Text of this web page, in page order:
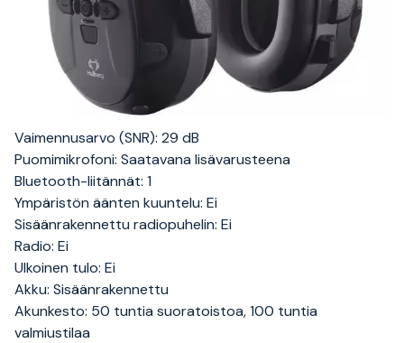
Vaimennusarvo (SNR): 29 dB
Puomimikrofoni: Saatavana lisävarusteena
Bluetooth-liitännät: 1
Ympäristön äänten kuuntelu: Ei
Sisäänrakennettu radiopuhelin: Ei
Radio: Ei
Ulkoinen tulo: Ei
Akku: Sisäänrakennettu
Akunkesto: 50 tuntia suoratoistoa, 100 tuntia
valmiustilaa